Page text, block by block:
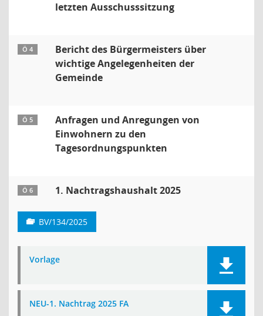
letzten Ausschusssitzung
Ö 4
Bericht des Bürgermeisters über
wichtige Angelegenheiten der
Gemeinde
Ö 5
Anfragen und Anregungen von
Einwohnern zu den
Tagesordnungspunkten
Ö 6 1. Nachtragshaushalt 2025
BV/134/2025
Vorlage
NEU-1. Nachtrag 2025 FA